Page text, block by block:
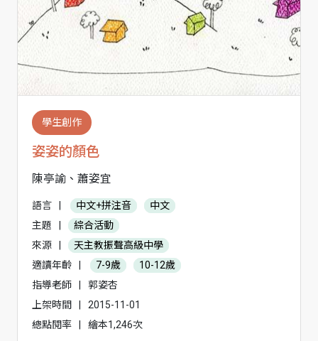
學生創作
姿姿的顏色
陳亭諭、蕭姿宜
語言 中文+拼注音
中文
主題
綜合活動
來源
天主教振聲高級中學
適讀年齡
7-9歲
10-12歲
指導老師
郭姿杏
上架時間
2015-11-01
總點閱率
繪本1,246次